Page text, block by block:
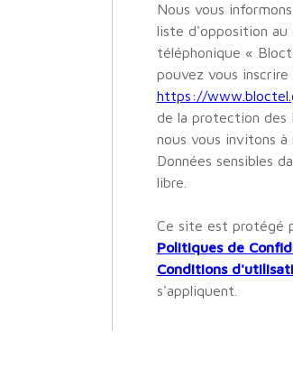
Nous vous
liste d'opposition au
téléphonique «
pouvez vous inscrire
https://
de la protection des
nous vous invitons à
Données sensibles
libre.
Ce site est protégé
Politiques de
Conditions
s'appliquent.